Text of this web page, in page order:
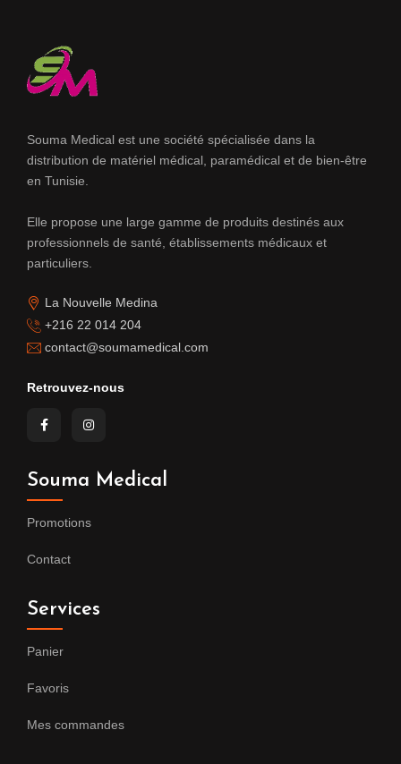
Souma Medical est une société spécialisée dans la
distribution de matériel médical, paramédical et de bien-être
en Tunisie.
Elle propose une large gamme de produits destinés aux
professionnels de santé, établissements médicaux et
particuliers.
La Nouvelle Medina
+216 22 014 204
contact@soumamedical.com
Retrouvez-nous
Souma Medical
Promotions
Contact
Services
Panier
Favoris
Mes commandes